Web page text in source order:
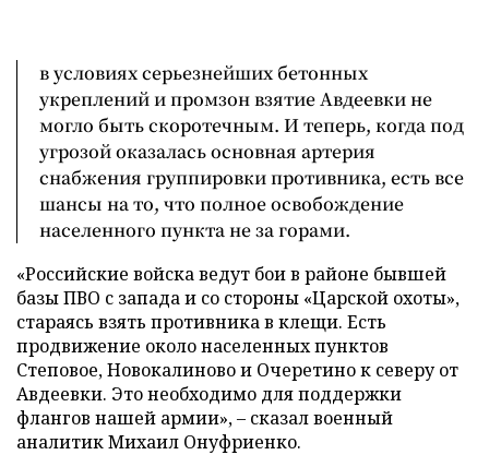
в условиях серьезнейших бетонных
укреплений и промзон взятие Авдеевки не
могло быть скоротечным. И теперь, когда под
угрозой оказалась основная артерия
снабжения группировки противника, есть все
шансы на то, что полное освобождение
населенного пункта не за горами.
«Российские войска ведут бои в районе бывшей
базы ПВО с запада и со стороны «Царской охоты»,
стараясь взять противника в клещи. Есть
продвижение около населенных пунктов
Степовое, Новокалиново и Очеретино к северу от
Авдеевки. Это необходимо для поддержки
флангов нашей армии», – сказал военный
аналитик Михаил Онуфриенко.